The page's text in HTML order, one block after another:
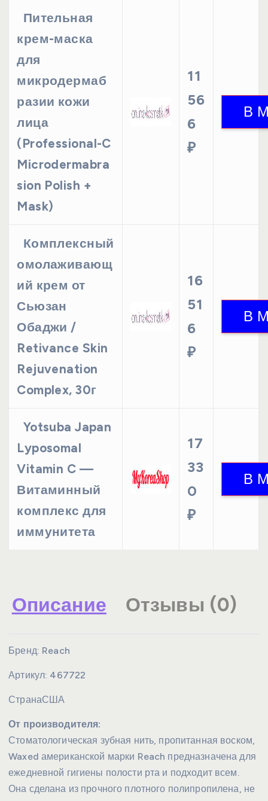
Пительная
крем-маска
для
микродермаб
разии кожи
лица
(Professional-C
Microdermabra
sion Polish +
Mask)
11
56
6
₽
Комплексный
омолаживающ
ий крем от
Сьюзан
Обаджи /
Retivance Skin
Rejuvenation
Complex, 30г
16
51
6
₽
Yotsuba Japan
Lyposomal
Vitamin C —
Витаминный
комплекс для
иммунитета
17
33
0
₽
Описание Отзывы (0)
Бренд: Reach
Артикул: 467722
СтранаСША
От производителя:
Стоматологическая зубная нить, пропитанная воском,
Waxed американской марки Reach предназначена для
ежедневной гигиены полости рта и подходит всем.
Она сделана из прочного плотного полипропилена, не